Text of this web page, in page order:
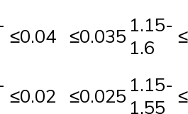
≤0.04 ≤0.035 1.15-
1.6
≤0.02 ≤0.025 1.15-
1.55